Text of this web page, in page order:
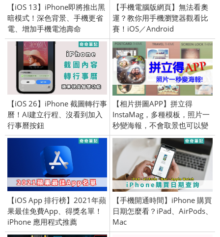
【iOS 13】iPhone即將推出黑
暗模式！深色背景、手機更省
電、增加手機電池壽命
【手機電腦版網頁】無法看奧
運？教你用手機瀏覽器觀看比
賽！iOS／Android
【iOS 26】iPhone 截圖轉行事
曆！AI建立行程、沒看到加入
行事曆按鈕
【相片拼圖APP】拼立得
InstaMag，多種模板，照片一
秒變海報，不會取景也可以變
大師，人氣UP！！(Android／
iPhone iOS)
【iOS App 排行榜】2021年蘋
果最佳免費App、得獎名單！
iPhone 應用程式推薦
【手機開通時間】iPhone 購買
日期怎麼看？iPad、AirPods、
Mac